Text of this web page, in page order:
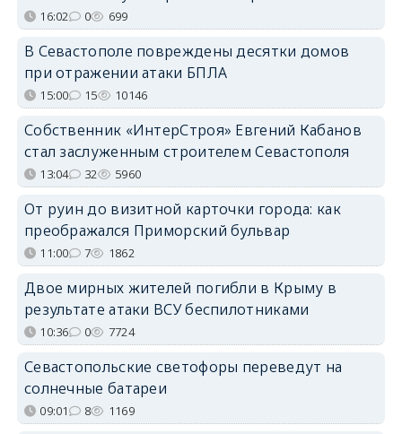
16:02 0 699
В Севастополе повреждены десятки домов
при отражении атаки БПЛА
15:00 15 10146
Собственник «ИнтерСтроя» Евгений Кабанов
стал заслуженным строителем Севастополя
13:04 32 5960
От руин до визитной карточки города: как
преображался Приморский бульвар
11:00 7 1862
Двое мирных жителей погибли в Крыму в
результате атаки ВСУ беспилотниками
10:36 0 7724
Севастопольские светофоры переведут на
солнечные батареи
09:01 8 1169